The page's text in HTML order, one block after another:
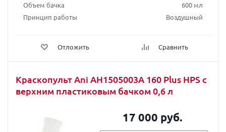
Объем бачка
600 мл
Принцип работы
Воздушный
Отложить Сравнить
Краскопульт Ani AH1505003A 160 Plus HPS с
верхним пластиковым бачком 0,6 л
17 000 руб.